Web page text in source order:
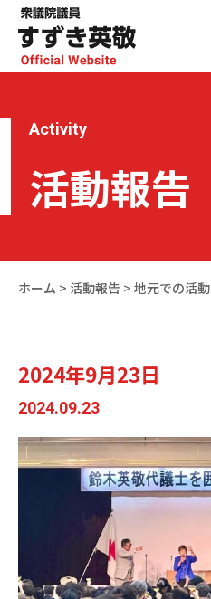
Activity
活動報告
ホーム > 活動報告 > 地元での活動
2024年9月23日
2024.09.23